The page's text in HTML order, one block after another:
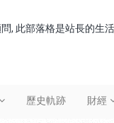
, 此部落格是站長的生
歷史軌跡 財經